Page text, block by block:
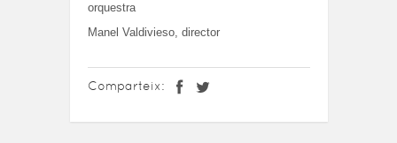
orquestra
Manel Valdivieso, director
Comparteix: